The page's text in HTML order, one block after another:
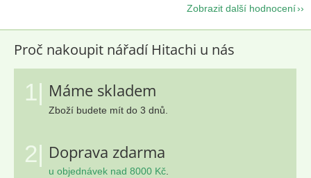
Zobrazit další hodnocení
Proč nakoupit nářadí Hitachi u nás
1| Máme skladem
Zboží budete mít do 3 dnů.
2| Doprava zdarma
u objednávek nad 8000 Kč.